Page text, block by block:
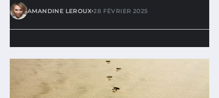
AMANDINE LEROUX•28 FÉVRIER 2025